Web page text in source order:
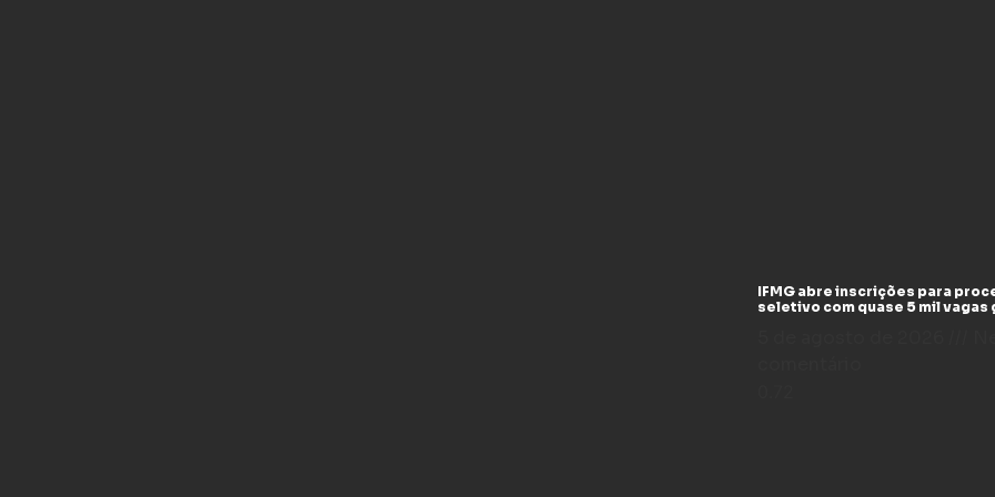
IFMG abre inscrições para
seletivo com quase 5 mil vagas